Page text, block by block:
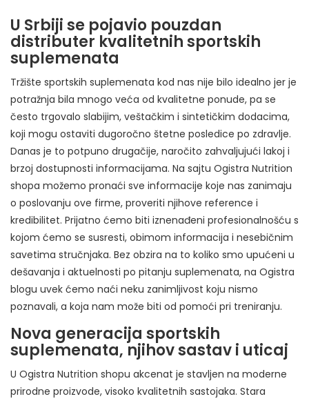
U Srbiji se pojavio pouzdan
distributer kvalitetnih sportskih
suplemenata
Tržište sportskih suplemenata kod nas nije bilo idealno jer je
potražnja bila mnogo veća od kvalitetne ponude, pa se
često trgovalo slabijim, veštačkim i sintetičkim dodacima,
koji mogu ostaviti dugoročno štetne posledice po zdravlje.
Danas je to potpuno drugačije, naročito zahvaljujući lakoj i
brzoj dostupnosti informacijama. Na sajtu Ogistra Nutrition
shopa možemo pronaći sve informacije koje nas zanimaju
o poslovanju ove firme, proveriti njihove reference i
kredibilitet. Prijatno ćemo biti iznenađeni profesionalnošću s
kojom ćemo se susresti, obimom informacija i nesebičnim
savetima stručnjaka. Bez obzira na to koliko smo upućeni u
dešavanja i aktuelnosti po pitanju suplemenata, na Ogistra
blogu uvek ćemo naći neku zanimljivost koju nismo
poznavali, a koja nam može biti od pomoći pri treniranju.
Nova generacija sportskih
suplemenata, njihov sastav i uticaj
U Ogistra Nutrition shopu akcenat je stavljen na moderne
prirodne proizvode, visoko kvalitetnih sastojaka. Stara